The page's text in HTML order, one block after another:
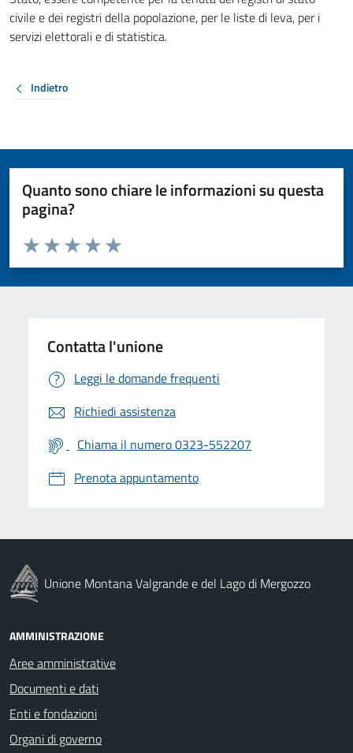
civile e dei registri della popolazione, per le liste di leva, per i
servizi elettorali e di statistica.
Indietro
Quanto sono chiare le informazioni su questa
pagina?
Valuta da 1 a 5 stelle la pagina
Valuta 5 stelle su 5
Valuta 4 stelle su 5
Valuta 3 stelle su 5
Valuta 2 stelle su 5
Valuta 1 stelle su 5
Contatta l'unione
Leggi le domande frequenti
Richiedi assistenza
Chiama il numero 0323-552207
Prenota appuntamento
Unione Montana Valgrande e del Lago di Mergozzo
AMMINISTRAZIONE
Aree amministrative
Documenti e dati
Enti e fondazioni
Organi di governo